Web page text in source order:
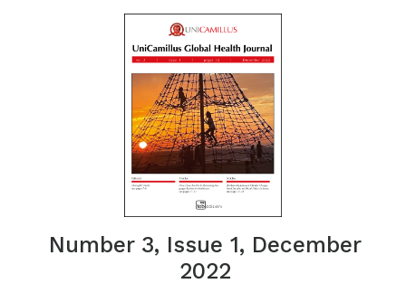
Number 3, Issue 1, December
2022